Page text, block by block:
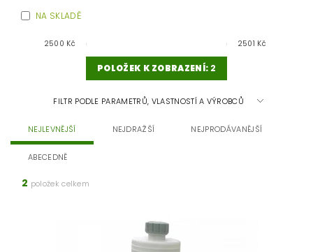
NA SKLADĚ
2500 Kč 2501 Kč
POLOŽEK K ZOBRAZENÍ: 2
FILTR PODLE PARAMETRŮ, VLASTNOSTÍ A VÝROBCŮ
NEJLEVNĚJŠÍ NEJDRAŽŠÍ NEJPRODÁVANĚJŠÍ
ABECEDNĚ
2 položek celkem